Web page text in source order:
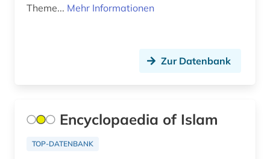
Theme... Mehr Informationen
Zur Datenbank
Encyclopaedia of Islam
TOP-DATENBANK